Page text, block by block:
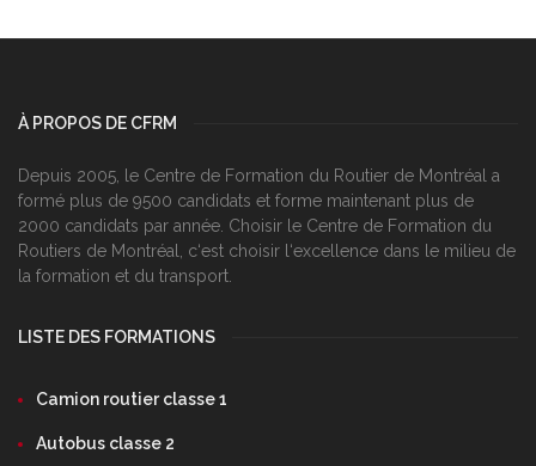
À PROPOS DE CFRM
Depuis 2005, le Centre de Formation du Routier de Montréal a
formé plus de 9500 candidats et forme maintenant plus de
2000 candidats par année. Choisir le Centre de Formation du
Routiers de Montréal, c‘est choisir l‘excellence dans le milieu de
la formation et du transport.
LISTE DES FORMATIONS
Camion routier classe 1
Autobus classe 2